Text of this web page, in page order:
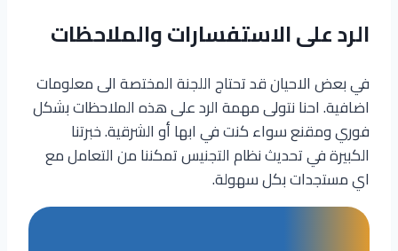
الرد على الاستفسارات والملاحظات
في بعض الاحيان قد تحتاج اللجنة المختصة الى معلومات
اضافية. احنا نتولى مهمة الرد على هذه الملاحظات بشكل
فوري ومقنع سواء كنت في ابها أو الشرقية. خبرتنا
الكبيرة في تحديث نظام التجنيس تمكننا من التعامل مع
اي مستجدات بكل سهولة.